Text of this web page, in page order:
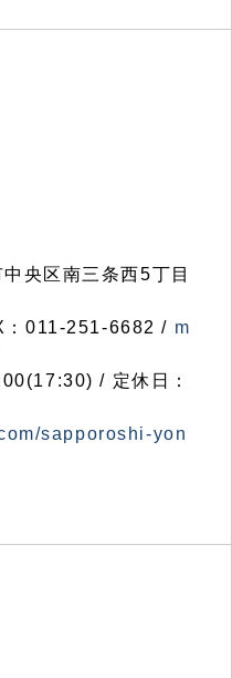
央区南三条西5丁目
011-251-6682 / m
/ 定休日：
sapporoshi-yon